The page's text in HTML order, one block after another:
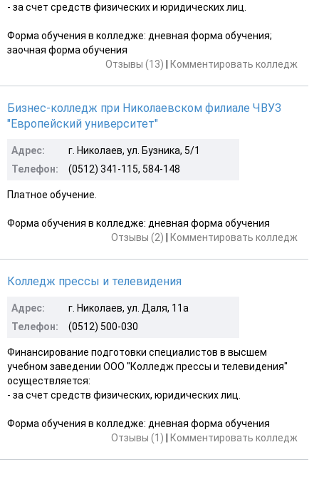
- за счет средств физических и юридических лиц.
Форма обучения в колледже: дневная форма обучения;
заочная форма обучения
Отзывы (13)
Комментировать колледж
Бизнес-колледж при Николаевском филиале ЧВУЗ
"Европейский университет"
Адрес:
г. Николаев, ул. Бузника, 5/1
Телефон:
(0512) 341-115, 584-148
Платное обучение.
Форма обучения в колледже: дневная форма обучения
Отзывы (2)
Комментировать колледж
Колледж прессы и телевидения
Адрес:
г. Николаев, ул. Даля, 11а
Телефон:
(0512) 500-030
Финансирование подготовки специалистов в высшем
учебном заведении ООО "Колледж прессы и телевидения"
осуществляется:
- за счет средств физических, юридических лиц.
Форма обучения в колледже: дневная форма обучения
Отзывы (1)
Комментировать колледж